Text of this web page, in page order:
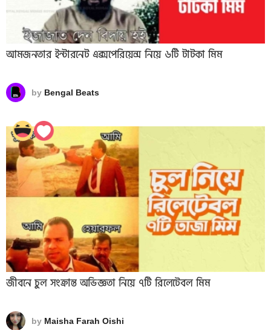
আমজনতার ইন্টারনেট এক্সপেরিয়েন্স নিয়ে ৬টি টাটকা মিম
by Bengal Beats
জীবনে চুল সংক্রান্ত অভিজ্ঞতা নিয়ে ৭টি রিলেটেবল মিম
by Maisha Farah Oishi